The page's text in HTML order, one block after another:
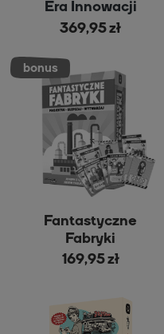
Era Innowacji
369,95 zł
Fantastyczne
Fabryki
169,95 zł